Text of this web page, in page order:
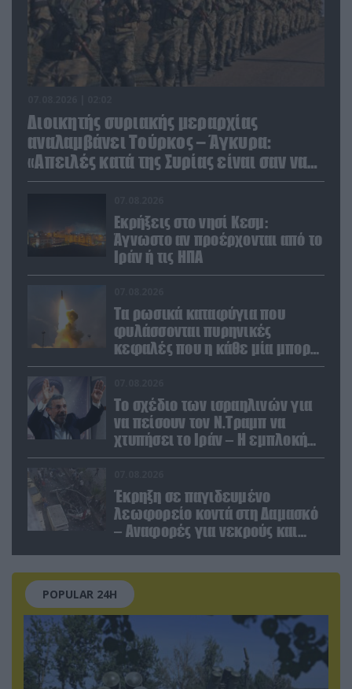
Διοικητής συριακής μεραρχίας
αναλαμβάνει Τούρκος – Άγκυρα:
«Απειλές κατά της Συρίας είναι σαν να
απειλούν εμάς»
Εκρήξεις στο νησί Κεσμ:
Άγνωστο αν προέρχονται από το
Ιράν ή τις ΗΠΑ
Τα ρωσικά καταφύγια που
φυλάσσονται πυρηνικές
κεφαλές που η κάθε μία μπορεί
να καταστρέψει «μία
Το σχέδιο των ισραηλινών για
να πείσουν τον Ν.Τραμπ να
χτυπήσει το Ιράν – Η εμπλοκή
του Μ.Αχμαντινετζάντ
Έκρηξη σε παγιδευμένο
λεωφορείο κοντά στη Δαμασκό
– Αναφορές για νεκρούς και
POPULAR 24H